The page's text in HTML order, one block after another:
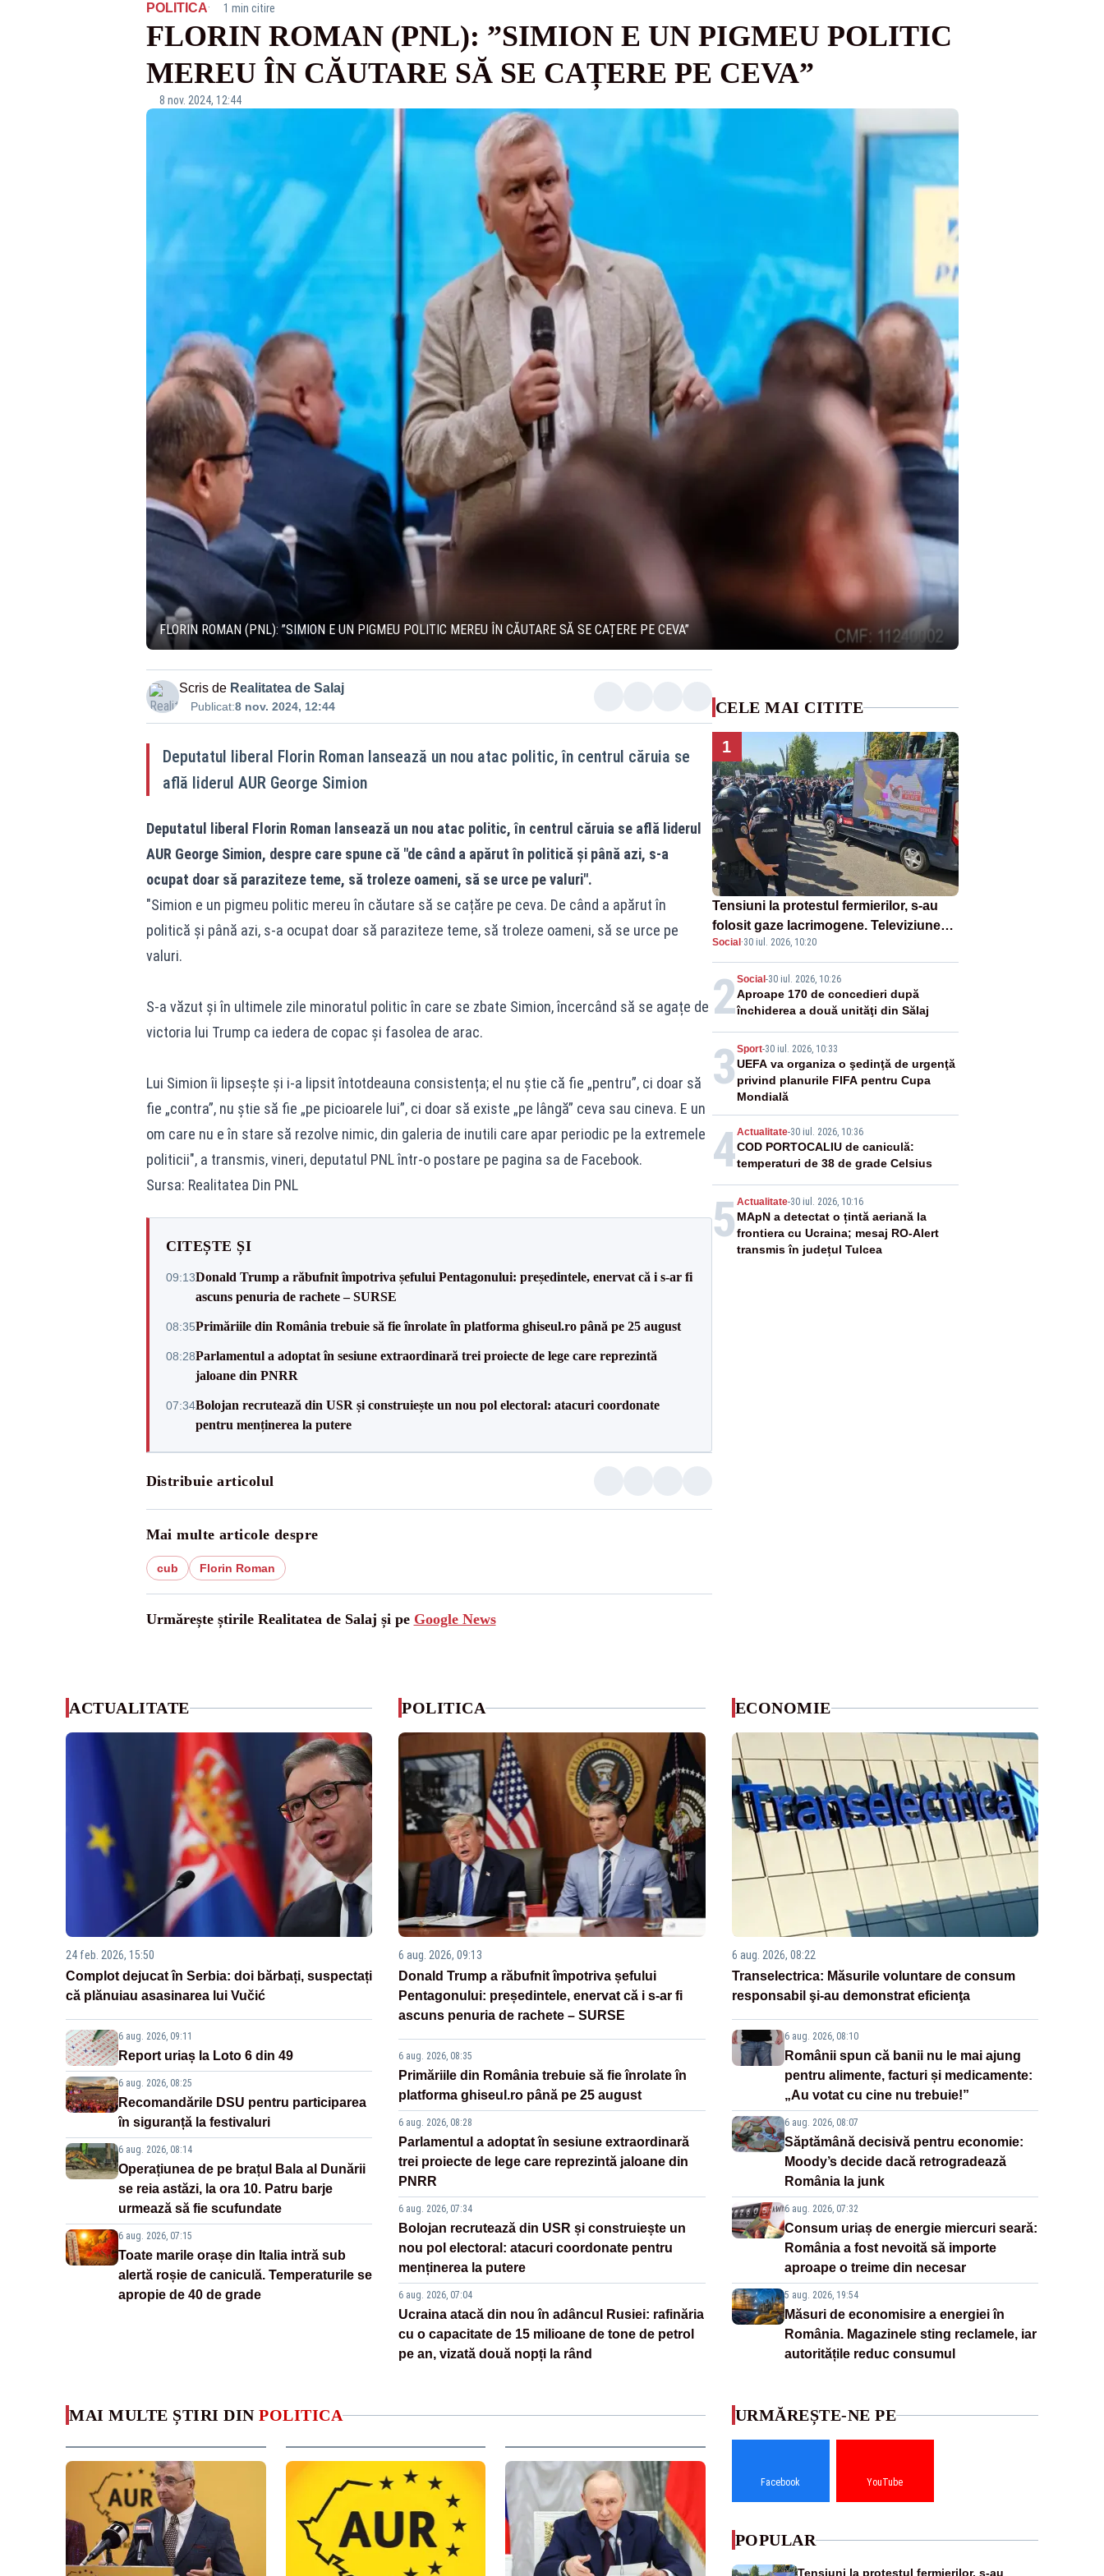
POLITICA· 1 min citire
FLORIN ROMAN (PNL): ”SIMION E UN PIGMEU POLITIC
MEREU ÎN CĂUTARE SĂ SE CAȚERE PE CEVA”
8 nov. 2024, 12:44
FLORIN ROMAN (PNL): ”SIMION E UN PIGMEU POLITIC MEREU ÎN CĂUTARE SĂ SE CAȚERE PE CEVA”
Scris de Realitatea de Salaj
Publicat:8 nov. 2024, 12:44
Deputatul liberal Florin Roman lansează un nou atac politic, în centrul căruia se
află liderul AUR George Simion
Deputatul liberal Florin Roman lansează un nou atac politic, în centrul căruia se află liderul
AUR George Simion, despre care spune că "de când a apărut în politică și până azi, s-a
ocupat doar să paraziteze teme, să troleze oameni, să se urce pe valuri".
"Simion e un pigmeu politic mereu în căutare să se cațăre pe ceva. De când a apărut în
politică și până azi, s-a ocupat doar să paraziteze teme, să troleze oameni, să se urce pe
valuri.
S-a văzut și în ultimele zile minoratul politic în care se zbate Simion, încercând să se agațe de
victoria lui Trump ca iedera de copac și fasolea de arac.
Lui Simion îi lipsește și i-a lipsit întotdeauna consistența; el nu știe că fie „pentru”, ci doar să
fie „contra”, nu știe să fie „pe picioarele lui”, ci doar să existe „pe lângă” ceva sau cineva. E un
om care nu e în stare să rezolve nimic, din galeria de inutili care apar periodic pe la extremele
politicii", a transmis, vineri, deputatul PNL într-o postare pe pagina sa de Facebook.
Sursa: Realitatea Din PNL
CITEȘTE ȘI
09:13Donald Trump a răbufnit împotriva șefului Pentagonului: președintele, enervat că i s-ar fi
ascuns penuria de rachete – SURSE
08:35Primăriile din România trebuie să fie înrolate în platforma ghiseul.ro până pe 25 august
08:28Parlamentul a adoptat în sesiune extraordinară trei proiecte de lege care reprezintă
jaloane din PNRR
07:34Bolojan recrutează din USR și construiește un nou pol electoral: atacuri coordonate
pentru menținerea la putere
Distribuie articolul
Mai multe articole despre
cub Florin Roman
Urmărește știrile Realitatea de Salaj și pe Google News
CELE MAI CITITE
1
Tensiuni la protestul fermierilor, s-au
folosit gaze lacrimogene. Televiziunea
Poporului face apel la calm – LIVE
TEXT
Social ·30 iul. 2026, 10:20
2Social -30 iul. 2026, 10:26
Aproape 170 de concedieri după
închiderea a două unităţi din Sălaj
3 Sport-30 iul. 2026, 10:33
UEFA va organiza o şedinţă de urgenţă
privind planurile FIFA pentru Cupa
Mondială
4Actualitate-30 iul. 2026, 10:36
COD PORTOCALIU de caniculă:
temperaturi de 38 de grade Celsius
5 Actualitate-30 iul. 2026, 10:16
MApN a detectat o țintă aeriană la
frontiera cu Ucraina; mesaj RO-Alert
transmis în județul Tulcea
ACTUALITATE
24 feb. 2026, 15:50
Complot dejucat în Serbia: doi bărbați, suspectați
că plănuiau asasinarea lui Vučić
6 aug. 2026, 09:11
Report uriaș la Loto 6 din 49
6 aug. 2026, 08:25
Recomandările DSU pentru participarea
în siguranță la festivaluri
6 aug. 2026, 08:14
Operațiunea de pe brațul Bala al Dunării
se reia astăzi, la ora 10. Patru barje
urmează să fie scufundate
6 aug. 2026, 07:15
Toate marile orașe din Italia intră sub
alertă roșie de caniculă. Temperaturile se
apropie de 40 de grade
POLITICA
6 aug. 2026, 09:13
Donald Trump a răbufnit împotriva șefului
Pentagonului: președintele, enervat că i s-ar fi
ascuns penuria de rachete – SURSE
6 aug. 2026, 08:35
Primăriile din România trebuie să fie înrolate în
platforma ghiseul.ro până pe 25 august
6 aug. 2026, 08:28
Parlamentul a adoptat în sesiune extraordinară
trei proiecte de lege care reprezintă jaloane din
PNRR
6 aug. 2026, 07:34
Bolojan recrutează din USR și construiește un
nou pol electoral: atacuri coordonate pentru
menținerea la putere
6 aug. 2026, 07:04
Ucraina atacă din nou în adâncul Rusiei: rafinăria
cu o capacitate de 15 milioane de tone de petrol
pe an, vizată două nopți la rând
ECONOMIE
6 aug. 2026, 08:22
Transelectrica: Măsurile voluntare de consum
responsabil şi-au demonstrat eficienţa
6 aug. 2026, 08:10
Românii spun că banii nu le mai ajung
pentru alimente, facturi și medicamente:
„Au votat cu cine nu trebuie!”
6 aug. 2026, 08:07
Săptămână decisivă pentru economie:
Moody’s decide dacă retrogradează
România la junk
6 aug. 2026, 07:32
Consum uriaș de energie miercuri seară:
România a fost nevoită să importe
aproape o treime din necesar
5 aug. 2026, 19:54
Măsuri de economisire a energiei în
România. Magazinele sting reclamele, iar
autoritățile reduc consumul
MAI MULTE ȘTIRI DIN POLITICA URMĂREȘTE-NE PE
Facebook YouTube
POPULAR
Tensiuni la protestul fermierilor, s-au